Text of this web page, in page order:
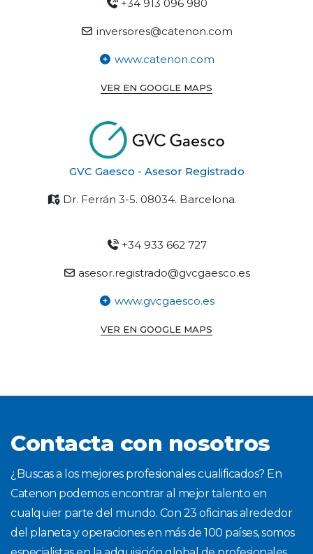
+34 913 096 980
inversores@catenon.com
www.catenon.com
VER EN GOOGLE MAPS
GVC Gaesco - Asesor Registrado
Dr. Ferrán 3-5. 08034. Barcelona.
+34 933 662 727
asesor.registrado@gvcgaesco.es
www.gvcgaesco.es
VER EN GOOGLE MAPS
Contacta con nosotros
¿Buscas a los mejores profesionales cualificados? En
Catenon podemos encontrar al mejor talento en
cualquier parte del mundo. Con 23 oficinas alrededor
del planeta y operaciones en más de 100 países, somos